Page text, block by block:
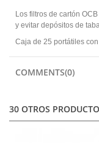
Los filtros de cartón
y evitar depósitos de
Caja de 25 portátiles
COMMENTS(0)
30 OTROS